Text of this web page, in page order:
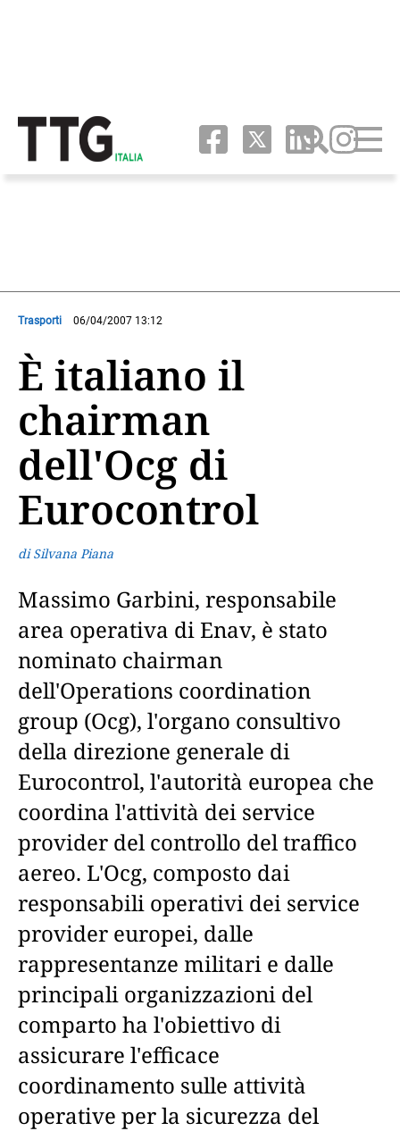
Trasporti 06/04/2007 13:12
È italiano il
chairman
dell'Ocg di
Eurocontrol
di Silvana Piana
Massimo Garbini, responsabile
area operativa di Enav, è stato
nominato chairman
dell'Operations coordination
group (Ocg), l'organo consultivo
della direzione generale di
Eurocontrol, l'autorità europea che
coordina l'attività dei service
provider del controllo del traffico
aereo. L'Ocg, composto dai
responsabili operativi dei service
provider europei, dalle
rappresentanze militari e dalle
principali organizzazioni del
comparto ha l'obiettivo di
assicurare l'efficace
coordinamento sulle attività
operative per la sicurezza del